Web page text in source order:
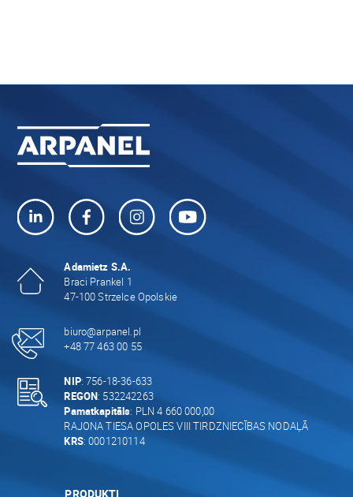
Adamietz S.A.
Braci Prankel 1
47-100 Strzelce Opolskie
biuro@arpanel.pl
+48 77 463 00 55
NIP: 756-18-36-633
REGON: 532242263
Pamatkapitāls: PLN 4 660 000,00
RAJONA TIESA OPOLES VIII TIRDZNIECĪBAS NODAĻĀ
KRS: 0001210114
PRODUKTI